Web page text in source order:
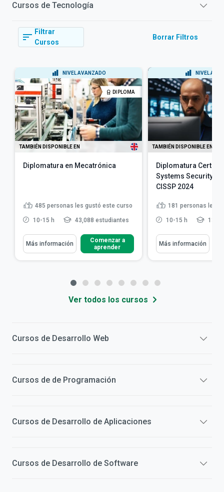
Cursos de Tecnología
Filtrar
Cursos
Borrar Filtros
NIVEL AVANZADO
DIPLOMA
TAMBIÉN DISPONIBLE EN
Diplomatura en Mecatrónica
485 personas les gustó este curso
10-15 h 43,088 estudiantes
Más información
Comenzar a
aprender
NIVEL
TAMBIÉN DISPONIBLE EN
Diplomatura
Systems Security
CISSP 2024
181 personas les
10-15 h
Más información
Ver todos los cursos
Cursos de Desarrollo Web
Cursos de de Programación
Cursos de Desarrollo de Aplicaciones
Cursos de Desarrollo de Software